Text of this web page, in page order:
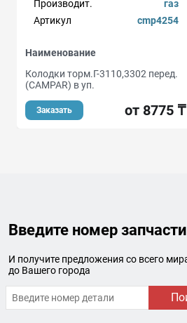
Производит.
газ
Артикул
cmp4254
Наименование
Колодки торм.Г-3110,3302 перед.
(CAMPAR) в уп.
Заказать от 8775 ₸
Введите номер запчасти
И получите предложения со всего
до Вашего города